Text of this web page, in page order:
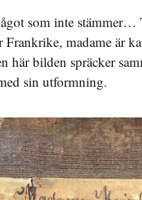
som inte stämmer…
Frankrike, madame är
här bilden spräcker
sin utformning.